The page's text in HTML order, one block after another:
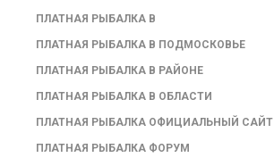
ПЛАТНАЯ РЫБАЛКА В
ПЛАТНАЯ РЫБАЛКА В ПОДМОСКОВЬЕ
ПЛАТНАЯ РЫБАЛКА В РАЙОНЕ
ПЛАТНАЯ РЫБАЛКА В ОБЛАСТИ
ПЛАТНАЯ РЫБАЛКА ОФИЦИАЛЬНЫЙ САЙТ
ПЛАТНАЯ РЫБАЛКА ФОРУМ